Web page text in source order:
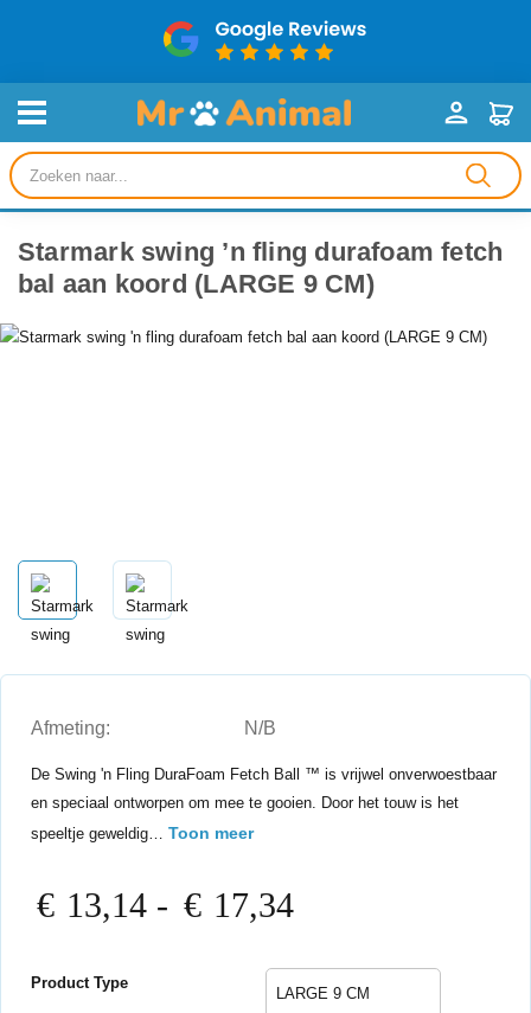
Producten
zoeken
Starmark swing ’n fling durafoam fetch
bal aan koord (LARGE 9 CM)
Afmeting: N/B
De Swing 'n Fling DuraFoam Fetch Ball ™ is vrijwel onverwoestbaar
en speciaal ontworpen om mee te gooien. Door het touw is het
speeltje geweldig… Toon meer
€ 13,14 - € 17,34Prijsklasse:
tot
€17,34
Product Type